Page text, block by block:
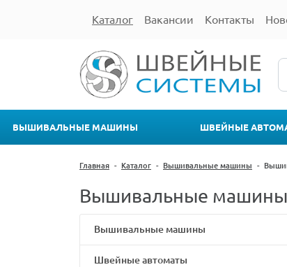
Каталог Вакансии Контакты
ВЫШИВАЛЬНЫЕ МАШИНЫ ШВЕЙНЫЕ
Главная - Каталог - Вышивальные машины -
Вышивальные машины
Вышивальные машины
Швейные автоматы